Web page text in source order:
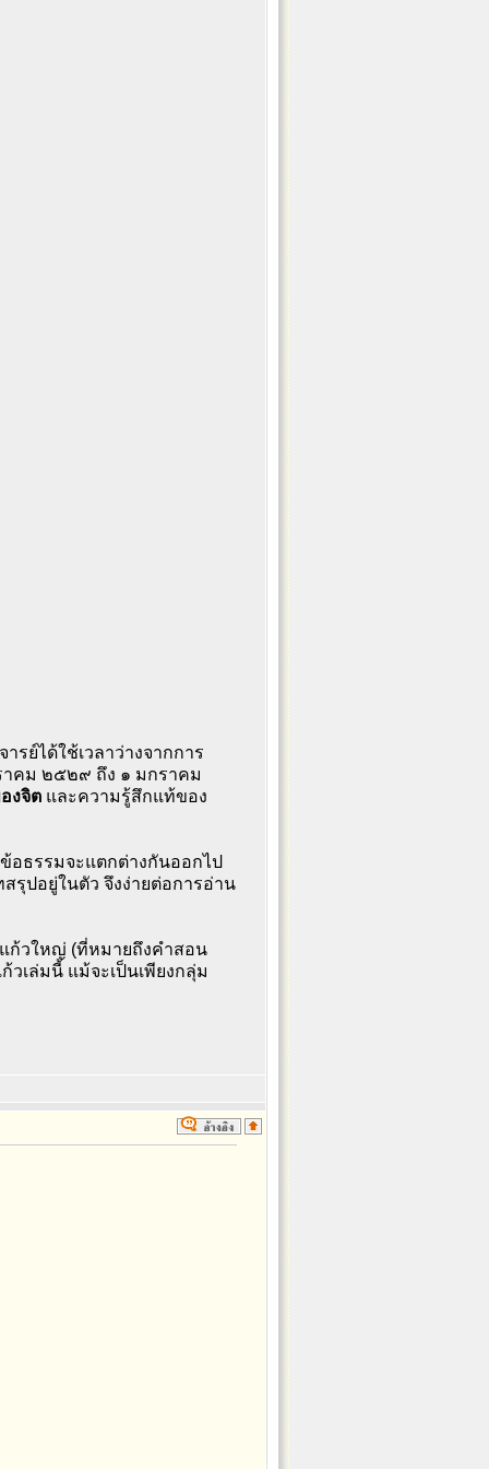
รย์ได้ใช้เวลาว่างจากการ
าคม ๒๕๒๙ ถึง ๑ มกราคม
งจิต และความรู้สึกแท้ของ
อธรรมจะแตกต่างกันออกไป
ปอยู่ในตัว จึงง่ายต่อการอ่าน
ก้วใหญ่ (ที่หมายถึงคำสอน
เล่มนี้ แม้จะเป็นเพียงกลุ่ม